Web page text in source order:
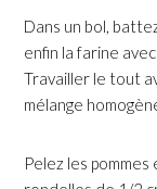
Dans un bol,
enfin la farine
Travailler le tout
mélange
Pelez les